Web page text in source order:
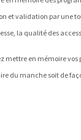
et validation par une
la qualité des
mettre en mémoire vos
du manche soit de